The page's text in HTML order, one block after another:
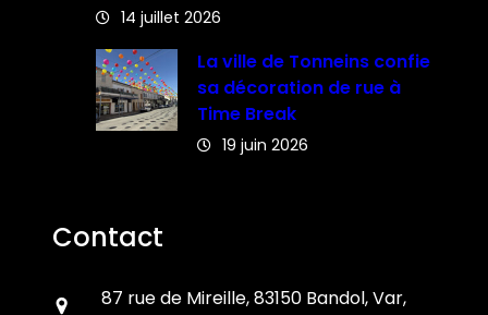
14 juillet 2026
La ville de Tonneins confie
sa décoration de rue à
Time Break
19 juin 2026
Contact
87 rue de Mireille, 83150 Bandol, Var,